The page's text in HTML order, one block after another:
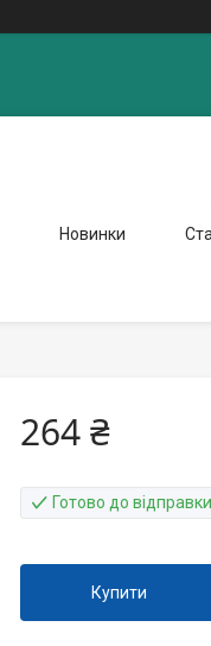
Новинки
264 ₴
Готово до відправки
Купити